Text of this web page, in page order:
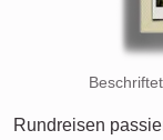
Rundreisen